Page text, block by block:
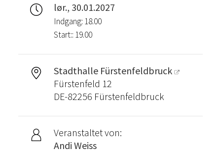
lør., 30.01.2027
Indgang: 18.00
Start:: 19.00
Stadthalle Fürstenfeldbruck
Fürstenfeld 12
DE-82256 Fürstenfeldbruck
Veranstaltet von:
Andi Weiss